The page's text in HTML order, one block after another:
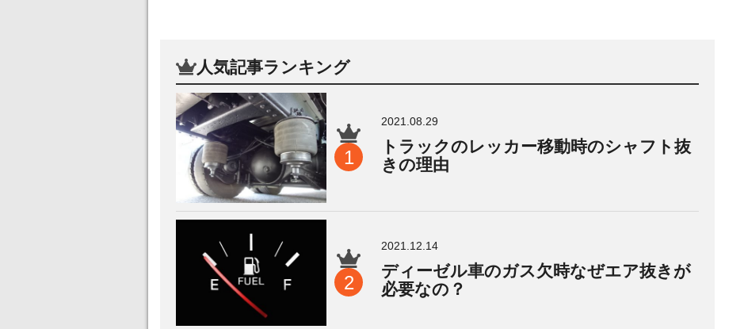
人気記事ランキング
1
2021.08.29
トラックのレッカー移動時のシャフト抜
きの理由
2
2021.12.14
ディーゼル車のガス欠時なぜエア抜きが
必要なの？